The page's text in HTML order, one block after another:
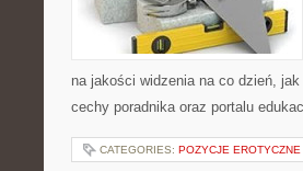
na jakości widzenia na co dzień,
cechy poradnika oraz portalu
CATEGORIES: POZYCJE EROTYCZNE